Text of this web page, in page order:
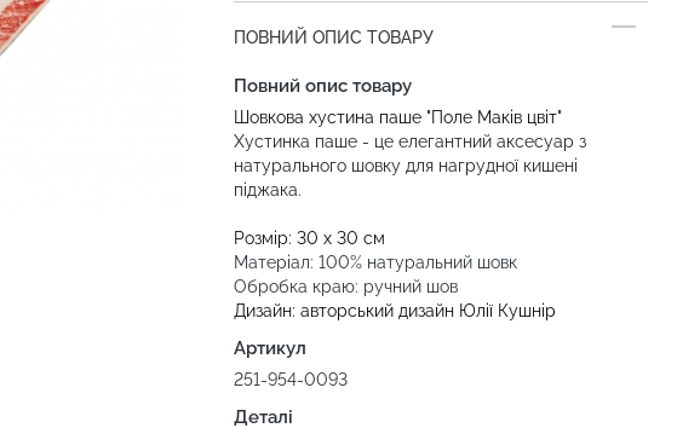
ПОВНИЙ ОПИС ТОВАРУ
Повний опис товару
Шовкова хустина паше "Поле Маків цвіт"
Хустинка паше - це елегантний аксесуар з
натурального шовку для нагрудної кишені
піджака.
Розмір: 30 х 30 см
Матеріал: 100% натуральний шовк
Обробка краю: ручний шов
Дизайн: авторський дизайн Юлії Кушнір
Артикул
251-954-0093
Деталі